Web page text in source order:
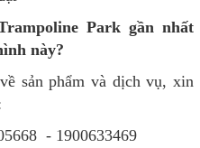
Park gần nhất
này?
sản phẩm và dịch vụ, xin
- 1900633469